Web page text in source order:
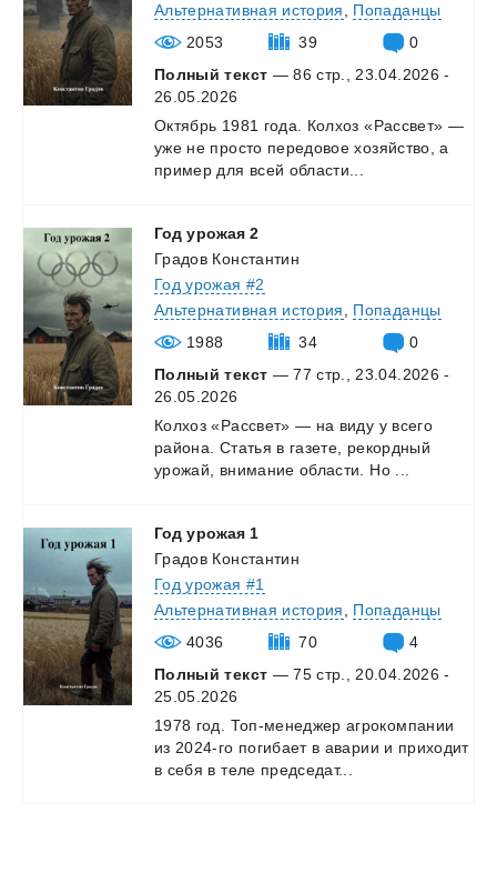
Альтернативная история
Попаданцы
2053
39
0
Полный текст — 86 стр., 23.04.2026 -
26.05.2026
Октябрь 1981 года. Колхоз «Рассвет» —
уже не просто передовое хозяйство, а
пример для всей области...
Год урожая 2
Градов Константин
Год урожая #2
Альтернативная история
Попаданцы
1988
34
0
Полный текст — 77 стр., 23.04.2026 -
26.05.2026
Колхоз «Рассвет» — на виду у всего
района.
Статья в газете,
рекордный
урожай,
внимание области. Но
Год урожая 1
Градов Константин
Год урожая #1
Альтернативная история
Попаданцы
4036
70
4
Полный текст — 75 стр., 20.04.2026 -
25.05.2026
1978 год. Топ-менеджер агрокомпании
из 2024-го погибает в аварии и приходит
в себя в теле председат...